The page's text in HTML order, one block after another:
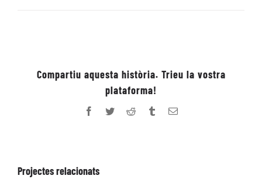
Compartiu aquesta història. Trieu la vostra
plataforma!
Facebook
TwitterReddit TumblrEmail:
Projectes relacionats